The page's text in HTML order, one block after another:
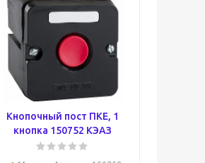
Кнопочный пост ПКЕ, 1
кнопка 150752 КЭАЗ